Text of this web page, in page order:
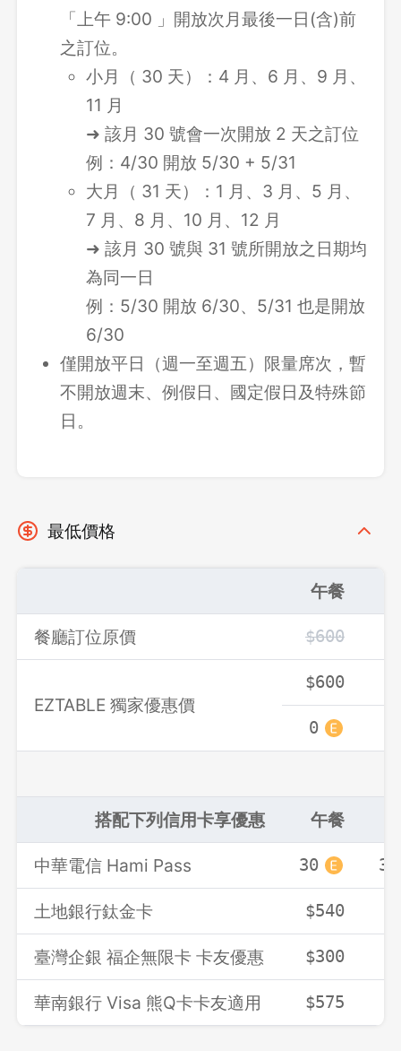
「上午 9:00 」開放次月最後一日(含)前
之訂位。
小月（ 30 天）：4 月、6 月、9 月、
11 月
➜ 該月 30 號會一次開放 2 天之訂位
例：4/30 開放 5/30 + 5/31
大月（ 31 天）：1 月、3 月、5 月、
7 月、8 月、10 月、12 月
➜ 該月 30 號與 31 號所開放之日期均
為同一日
例：5/30 開放 6/30、5/31 也是開放
6/30
僅開放平日（週一至週五）限量席次，暫
不開放週末、例假日、國定假日及特殊節
日。
最低價格
午餐
餐廳訂位原價 $600
EZTABLE 獨家優惠價
$600
0
搭配下列信用卡享優惠 午餐
中華電信 Hami Pass 30 30
土地銀行鈦金卡 $540
臺灣企銀 福企無限卡 卡友優惠 $300
華南銀行 Visa 熊Q卡卡友適用 $575
確定要登出嗎？